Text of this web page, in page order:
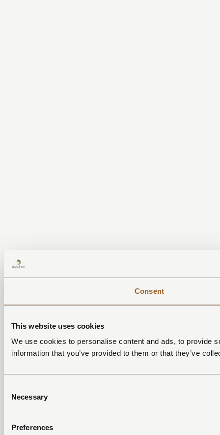
Consent
This website uses cookies
We use cookies to personalise content and ads, to provide
information that you’ve provided to them or that they’ve
Selection
Necessary
Preferences